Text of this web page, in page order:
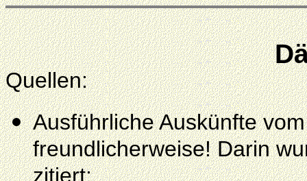
Quellen:
Ausführliche Auskünfte
freundlicherweise! Darin
zitiert: